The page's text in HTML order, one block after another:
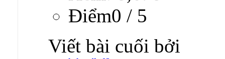
Ðiểm0 / 5
Viết bài cuối bởi